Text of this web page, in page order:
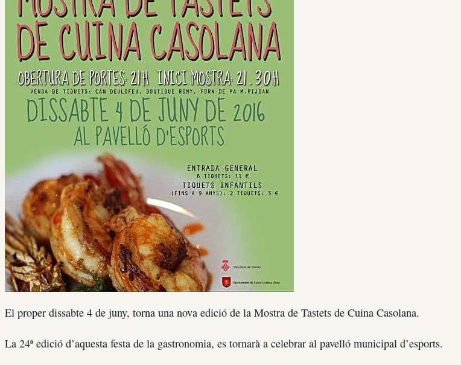
El proper dissabte 4 de juny, torna una nova edició de la Mostra de Tastets de Cuina Casolana.
La 24ª edició d’aquesta festa de la gastronomia, es tornarà a celebrar al pavelló municipal d’esports.